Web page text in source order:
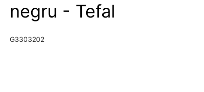
negru - Tefal
G3303202